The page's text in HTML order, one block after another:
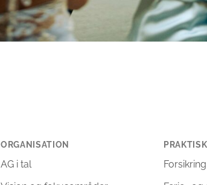
ORGANISATION
AG i tal
Forsikring